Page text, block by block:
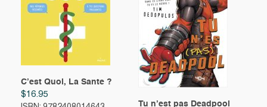
C’est Quoi, La Sante ?
$16.95
Tu n’est pas Deadpool